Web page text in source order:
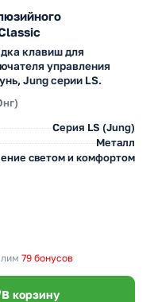
клавиш для
управления
Jung серии LS.
Серия LS (Jung)
Металл
светом и комфортом
79 бонусов
В корзину